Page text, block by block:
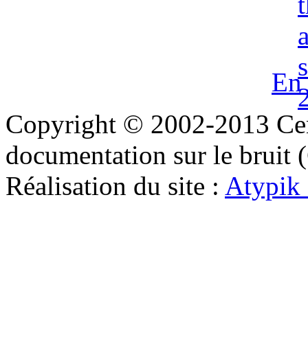
Copyright © 2002-2013
documentation sur le bruit
Réalisation du site : Atypik